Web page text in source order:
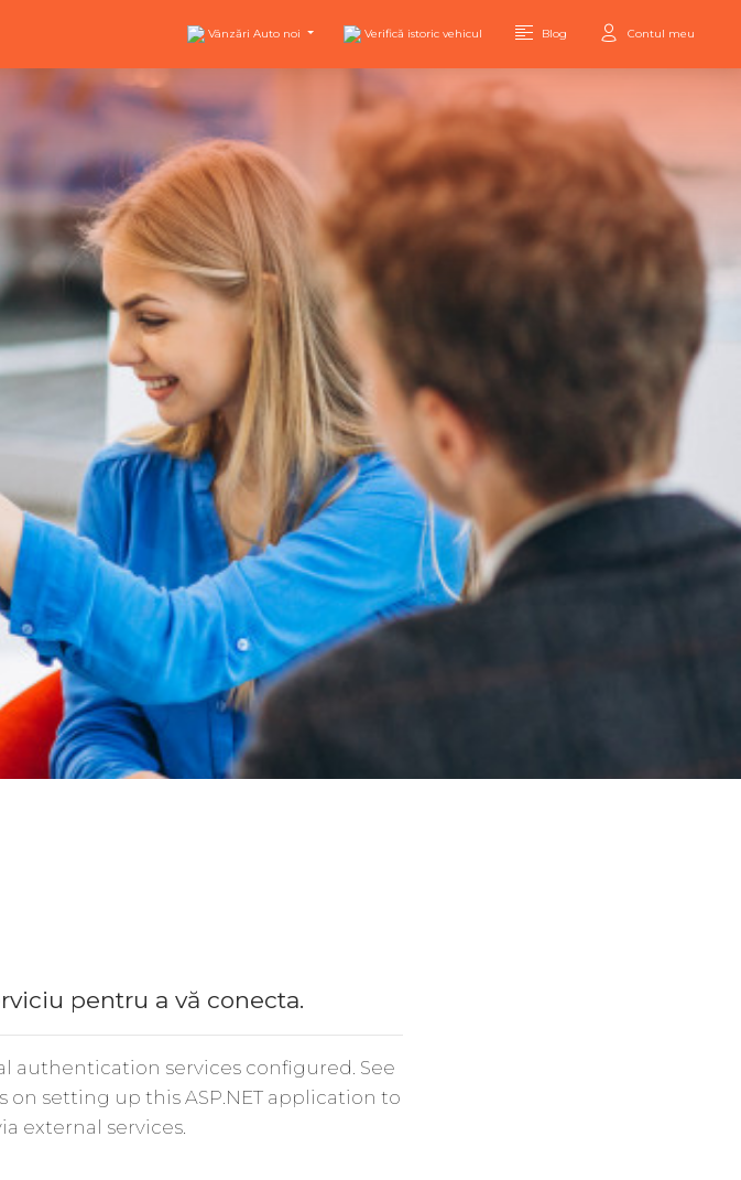
Vânzări Auto noi Verifică istoric vehicul Blog Contul meu
pentru a vă conecta.
authentication services configured. See
on setting up this ASP.NET application to
external services.